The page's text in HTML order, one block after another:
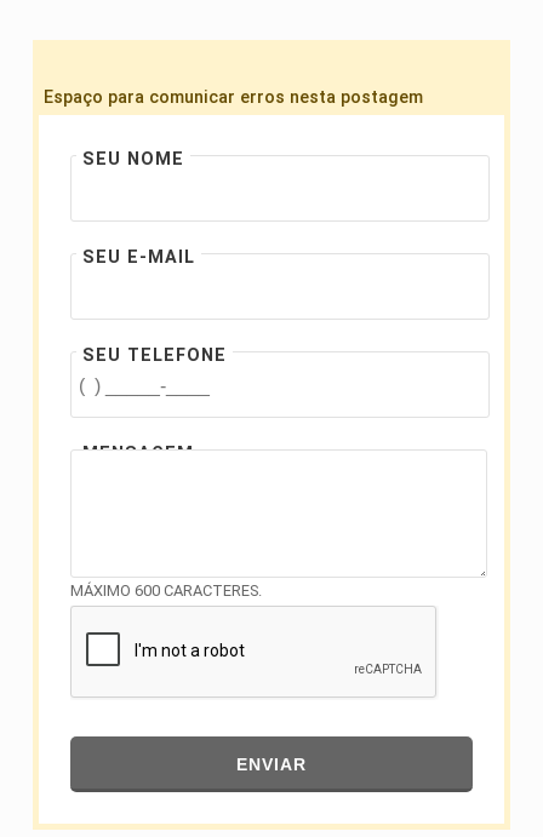
Espaço para comunicar erros nesta postagem
SEU NOME
SEU E-MAIL
SEU TELEFONE
MENSAGEM
MÁXIMO 600 CARACTERES.
ENVIAR